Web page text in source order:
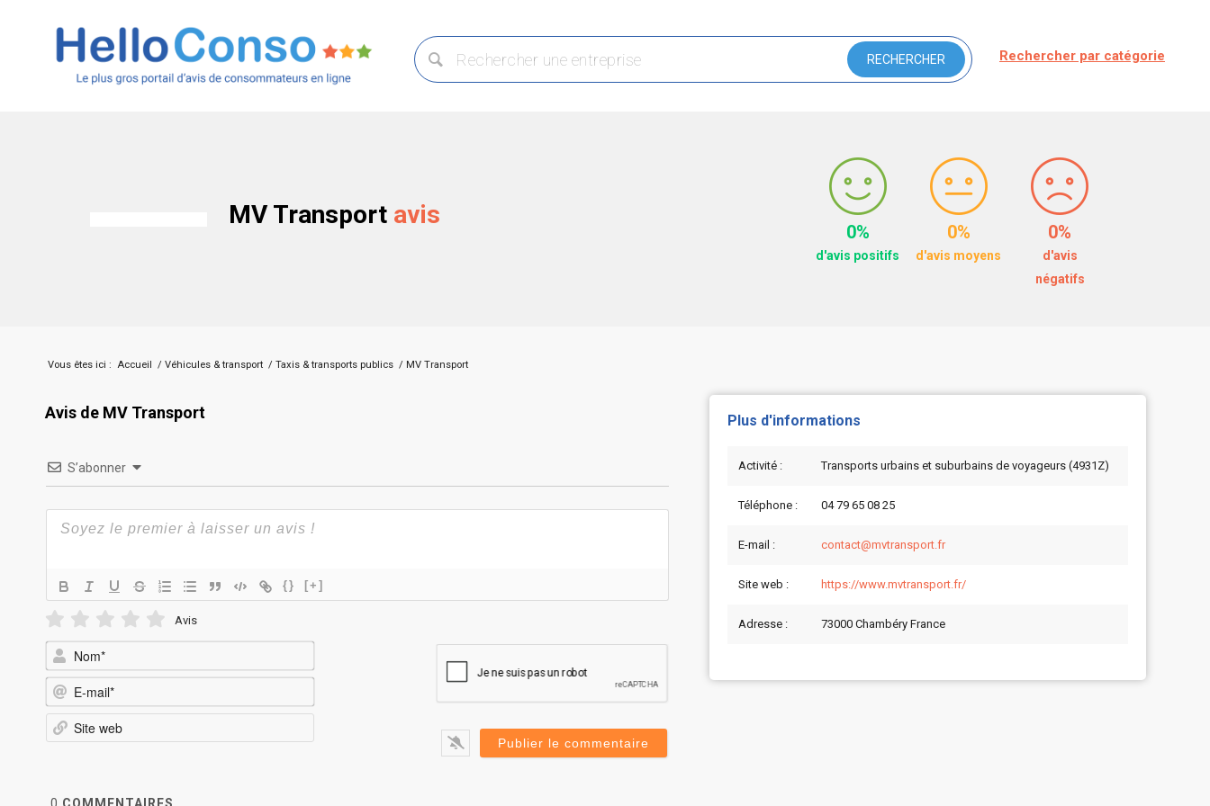
Rechercher par catégorie
MV Transport avis
0%
d'avis positifs
0%
d'avis moyens
0%
d'avis
négatifs
Vous êtes ici : Accueil / Véhicules & transport / Taxis & transports publics / MV Transport
Avis de MV Transport
S’abonner
{} [+]
Avis
mail*
Plus d'informations
Activité : Transports urbains et suburbains de voyageurs (4931Z)
Téléphone : 04 79 65 08 25
E-mail : contact@mvtransport.fr
Site web : https://www.mvtransport.fr/
Adresse : 73000 Chambéry France